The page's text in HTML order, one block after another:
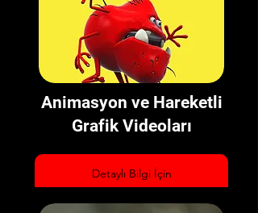
Animasyon ve Hareketli
Grafik Videoları
Detaylı Bilgi İçin